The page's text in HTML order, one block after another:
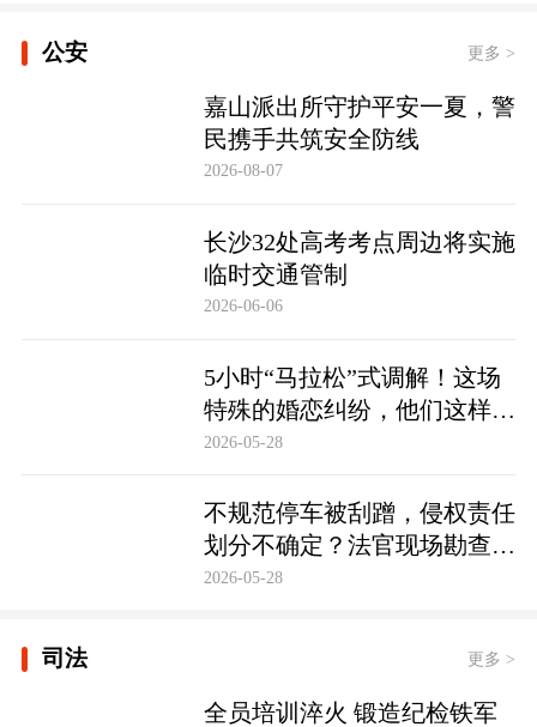
公安 更多 >
嘉山派出所守护平安一夏，警
民携手共筑安全防线
2026-08-07
长沙32处高考考点周边将实施
临时交通管制
2026-06-06
5小时“马拉松”式调解！这场
特殊的婚恋纠纷，他们这样化
解……
2026-05-28
不规范停车被刮蹭，侵权责任
划分不确定？法官现场勘查定
争纷
2026-05-28
司法 更多 >
全员培训淬火 锻造纪检铁军